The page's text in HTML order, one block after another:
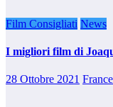
Film Consigliati News
I migliori film di
28 Ottobre 2021